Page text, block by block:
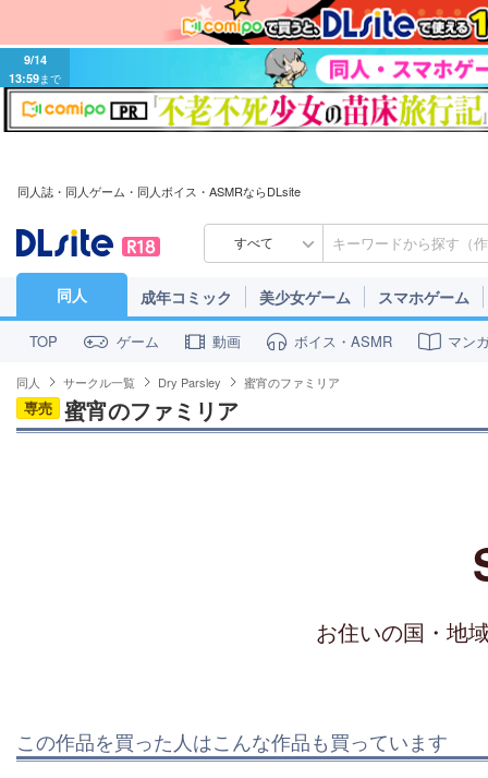
9/14
13:59まで
同人誌・同人ゲーム・同人ボイス・ASMRならDLsite
すべて
同人 成年コミック 美少女ゲーム スマホゲーム
TOP ゲーム 動画 ボイス・ASMR マン
同人 サークル一覧 Dry Parsley 蜜宵のファミリア
専売 蜜宵のファミリア
お住いの国・地
この作品を買った人はこんな作品も買っています